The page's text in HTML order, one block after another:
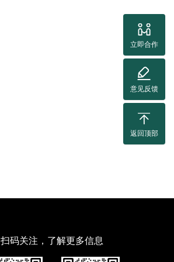
扫码关注，了解更多信息
立即合作
意见反馈
返回顶部